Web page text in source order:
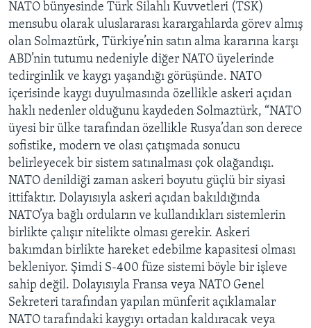
NATO bünyesinde Türk Silahlı Kuvvetleri (TSK)
mensubu olarak uluslararası karargahlarda görev almış
olan Solmaztürk, Türkiye’nin satın alma kararına karşı
ABD’nin tutumu nedeniyle diğer NATO üyelerinde
tedirginlik ve kaygı yaşandığı görüşünde. NATO
içerisinde kaygı duyulmasında özellikle askeri açıdan
haklı nedenler olduğunu kaydeden Solmaztürk, “NATO
üyesi bir ülke tarafından özellikle Rusya’dan son derece
sofistike, modern ve olası çatışmada sonucu
belirleyecek bir sistem satınalması çok olağandışı.
NATO denildiği zaman askeri boyutu güçlü bir siyasi
ittifaktır. Dolayısıyla askeri açıdan bakıldığında
NATO’ya bağlı orduların ve kullandıkları sistemlerin
birlikte çalışır nitelikte olması gerekir. Askeri
bakımdan birlikte hareket edebilme kapasitesi olması
bekleniyor. Şimdi S-400 füze sistemi böyle bir işleve
sahip değil. Dolayısıyla Fransa veya NATO Genel
Sekreteri tarafından yapılan münferit açıklamalar
NATO tarafındaki kaygıyı ortadan kaldıracak veya